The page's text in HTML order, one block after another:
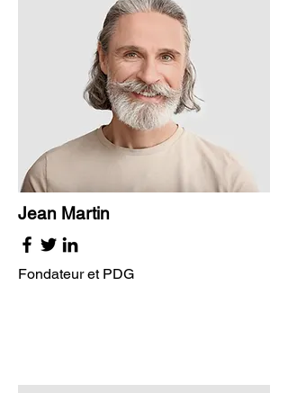
Jean Martin
Fondateur et PDG